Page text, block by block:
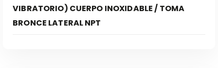
VIBRATORIO) CUERPO INOXIDABLE / TOMA
BRONCE LATERAL NPT